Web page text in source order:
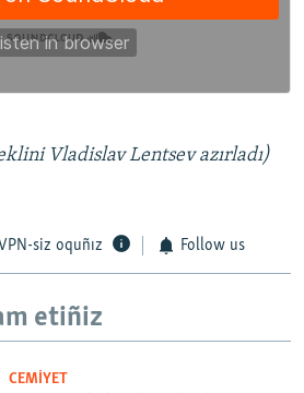
Vladislav Lentsev azırladı)
siz oquñız Follow us
etiñiz
CEMİYET